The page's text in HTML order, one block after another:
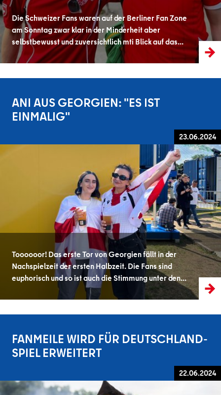
Die Schweizer Fans waren auf der Berliner Fan Zone
am Sonntag zwar klar in der Minderheit aber
selbstbewusst und zuversichtlich mti Blick auf das…
ANI AUS GEORGIEN: "ES IST
EINMALIG"
23.06.2024
Toooooor! Das erste Tor von Georgien fällt in der
Nachspielzeit der ersten Halbzeit. Die Fans sind
euphorisch und so ist auch die Stimmung unter den…
FANMEILE WIRD FÜR DEUTSCHLAND-
SPIEL ERWEITERT
22.06.2024